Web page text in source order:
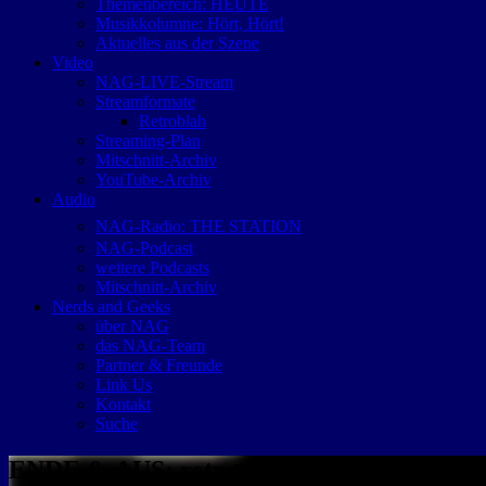
Themenbereich: HEUTE
Musikkolumne: Hört, Hört!
Aktuelles aus der Szene
Video
NAG-LIVE-Stream
Streamformate
Retroblah
Streaming-Plan
Mitschnitt-Archiv
YouTube-Archiv
Audio
NAG-Radio: THE STATION
NAG-Podcast
weitere Podcasts
Mitschnitt-Archiv
Nerds and Geeks
über NAG
das NAG-Team
Partner & Freunde
Link Us
Kontakt
Suche
ENDE & AUS: retro GAMER wird